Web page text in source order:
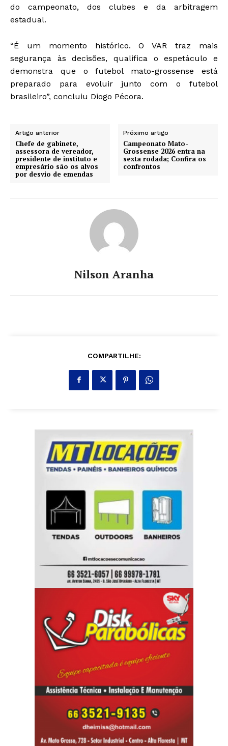
do campeonato, dos clubes e da arbitragem
estadual.
“É um momento histórico. O VAR traz mais
segurança às decisões, qualifica o espetáculo e
demonstra que o futebol mato-grossense está
preparado para evoluir junto com o futebol
brasileiro”, concluiu Diogo Pécora.
Artigo anterior
Chefe de gabinete,
assessora de vereador,
presidente de instituto e
empresário são os alvos
por desvio de emendas
Próximo artigo
Campeonato Mato-
Grossense 2026 entra na
sexta rodada; Confira os
confrontos
Nilson Aranha
COMPARTILHE: